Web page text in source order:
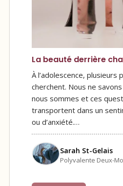
La beauté derrière
À l’adolescence, plusieurs
cherchent. Nous ne
nous sommes et ces
transportent dans un
ou d’anxiété.…
Sarah St-Gelais
Polyvalente Deux-